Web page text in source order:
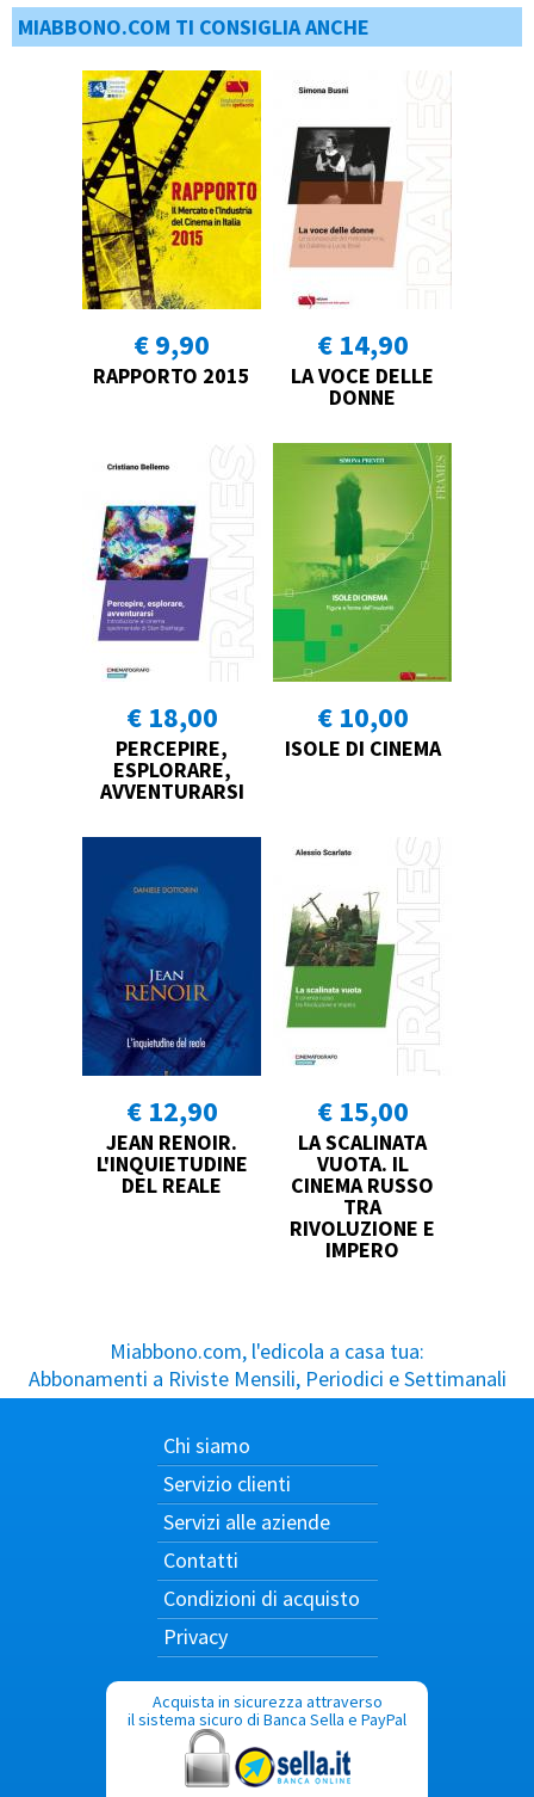
MIABBONO.COM TI CONSIGLIA ANCHE
€ 9,90
RAPPORTO 2015
€ 14,90
LA VOCE DELLE
DONNE
€ 18,00
PERCEPIRE,
ESPLORARE,
AVVENTURARSI
€ 10,00
ISOLE DI CINEMA
€ 12,90
JEAN RENOIR.
L'INQUIETUDINE
DEL REALE
€ 15,00
LA SCALINATA
VUOTA. IL
CINEMA RUSSO
TRA
RIVOLUZIONE E
IMPERO
Miabbono.com, l'edicola a casa tua:
Abbonamenti a Riviste Mensili, Periodici e Settimanali
Chi siamo
Servizio clienti
Servizi alle aziende
Contatti
Condizioni di acquisto
Privacy
Acquista in sicurezza attraverso
il sistema sicuro di Banca Sella e PayPal